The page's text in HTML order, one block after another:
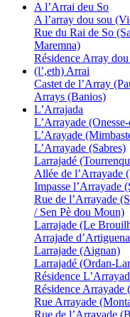
A l’Arrai deu So
A l’array dou sou
Rue du Rai de So
Maremna)
Résidence Array
(l’,eth) Arrai
Castet de l’Array
Arrays (Banios)
L’Arrajada
L’Arrayade
L’Arayade
L’Arrayade (Sabres)
Larrajadé
Allée de l’Arrayade
Impasse l’Arrayade
Rue de l’Arrayade
/ Sen Pè dou Moun)
Larrajade (Le
Arrajade
Larrajade (Aignan)
Larrajadé (Ordan-
Résidence
Résidence
Rue Arrayade